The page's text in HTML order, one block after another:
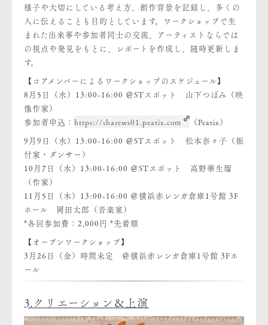
様子や大切にしている考え方、創作背景を記録し、多くの
人に伝えることも目的としています。ワークショップで生
まれた出来事や参加者同士の交流、アーティストならでは
の視点や発見をもとに、レポートを作成し、随時更新しま
す。
【コアメンバーによるワークショップのスケジュール】
8月5日（水）13:00-16:00 ＠STスポット 山下つぼみ（映
像作家）
参加者申込： https://sharews01.peatix.com
（Peatix）
9月9日（水）13:00-16:00 ＠STスポット 松本奈々子（振
付家・ダンサー）
10月7日（水）13:00-16:00 ＠STスポット 高野華生瑠
（作家）
11月5日（木）13:00-16:00 ＠横浜赤レンガ倉庫1号館 3F
ホール 岡田太郎（音楽家）
*各回参加費：2,000円 *先着順
【オープンワークショップ】
3月26日（金）時間未定 ＠横浜赤レンガ倉庫1号館 3Fホ
ール
3.クリエーション＆上演